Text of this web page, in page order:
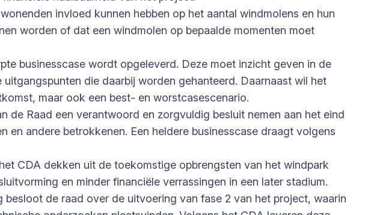
invloed kunnen hebben op het aantal windmolens en hun
worden of dat een windmolen op bepaalde momenten moet
businesscase wordt opgeleverd. Deze moet inzicht geven in de
die daarbij worden gehanteerd. Daarnaast wil het
maar ook een best- en worstcasescenario.
de Raad een verantwoord en zorgvuldig besluit nemen aan het eind
andere betrokkenen. Een heldere businesscase draagt volgens
CDA dekken uit de toekomstige opbrengsten van het windpark
en minder financiële verrassingen in een later stadium.
de raad over de uitvoering van fase 2 van het project, waarin